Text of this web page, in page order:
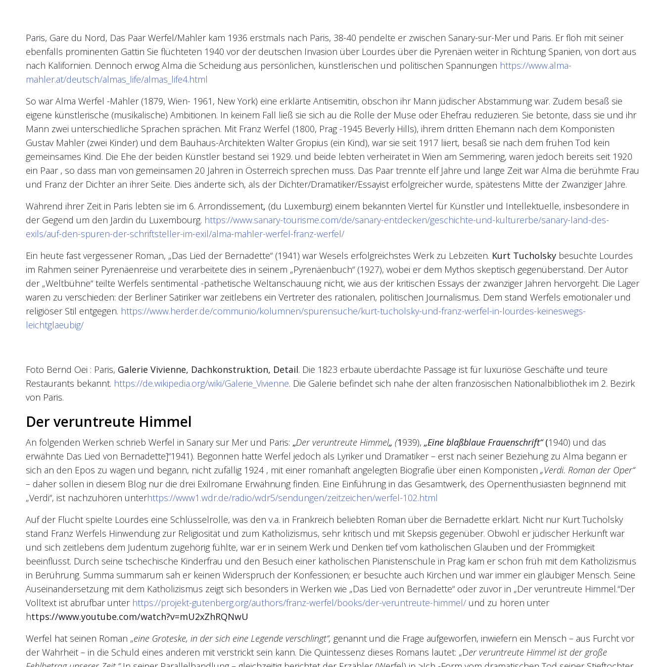
Paris, Gare du Nord, Das Paar Werfel/Mahler kam 1936 erstmals nach Paris, 38-40 pendelte er zwischen Sanary-sur-Mer und Paris. Er floh mit seiner
ebenfalls prominenten Gattin Sie flüchteten 1940 vor der deutschen Invasion über Lourdes über die Pyrenäen weiter in Richtung Spanien, von dort aus
nach Kalifornien. Dennoch erwog Alma die Scheidung aus persönlichen, künstlerischen und politischen Spannungen https://www.alma-
mahler.at/deutsch/almas_life/almas_life4.html
So war Alma Werfel -Mahler (1879, Wien- 1961, New York) eine erklärte Antisemitin, obschon ihr Mann jüdischer Abstammung war. Zudem besaß sie
eigene künstlerische (musikalische) Ambitionen. In keinem Fall ließ sie sich au die Rolle der Muse oder Ehefrau reduzieren. Sie betonte, dass sie und ihr
Mann zwei unterschiedliche Sprachen sprächen. Mit Franz Werfel (1800, Prag -1945 Beverly Hills), ihrem dritten Ehemann nach dem Komponisten
Gustav Mahler (zwei Kinder) und dem Bauhaus-Architekten Walter Gropius (ein Kind), war sie seit 1917 liiert, besaß sie nach dem frühen Tod kein
gemeinsames Kind. Die Ehe der beiden Künstler bestand sei 1929. und beide lebten verheiratet in Wien am Semmering, waren jedoch bereits seit 1920
ein Paar , so dass man von gemeinsamen 20 Jahren in Österreich sprechen muss. Das Paar trennte elf Jahre und lange Zeit war Alma die berühmte Frau
und Franz der Dichter an ihrer Seite. Dies änderte sich, als der Dichter/Dramatiker/Essayist erfolgreicher wurde, spätestens Mitte der Zwanziger Jahre.
Während ihrer Zeit in Paris lebten sie im 6. Arrondissement, (du Luxemburg) einem bekannten Viertel für Künstler und Intellektuelle, insbesondere in
der Gegend um den Jardin du Luxembourg. https://www.sanary-tourisme.com/de/sanary-entdecken/geschichte-und-kulturerbe/sanary-land-des-
exils/auf-den-spuren-der-schriftsteller-im-exil/alma-mahler-werfel-franz-werfel/
Ein heute fast vergessener Roman, „Das Lied der Bernadette“ (1941) war Wesels erfolgreichstes Werk zu Lebzeiten. Kurt Tucholsky besuchte Lourdes
im Rahmen seiner Pyrenäenreise und verarbeitete dies in seinem „Pyrenäenbuch“ (1927), wobei er dem Mythos skeptisch gegenüberstand. Der Autor
der „Weltbühne“ teilte Werfels sentimental -pathetische Weltanschauung nicht, wie aus der kritischen Essays der zwanziger Jahren hervorgeht. Die Lager
waren zu verschieden: der Berliner Satiriker war zeitlebens ein Vertreter des rationalen, politischen Journalismus. Dem stand Werfels emotionaler und
religiöser Stil entgegen. https://www.herder.de/communio/kolumnen/spurensuche/kurt-tucholsky-und-franz-werfel-in-lourdes-keineswegs-
leichtglaeubig/
Foto Bernd Oei : Paris, Galerie Vivienne, Dachkonstruktion, Detail. Die 1823 erbaute überdachte Passage ist für luxuriöse Geschäfte und teure
Restaurants bekannt. https://de.wikipedia.org/wiki/Galerie_Vivienne. Die Galerie befindet sich nahe der alten französischen Nationalbibliothek im 2. Bezirk
von Paris.
Der veruntreute Himmel
An folgenden Werken schrieb Werfel in Sanary sur Mer und Paris: „Der veruntreute Himmel„ (1939), „Eine blaßblaue Frauenschrift“(1940) und das
erwähnte Das Lied von Bernadette]“1941). Begonnen hatte Werfel jedoch als Lyriker und Dramatiker – erst nach seiner Beziehung zu Alma begann er
sich an den Epos zu wagen und begann, nicht zufällig 1924 , mit einer romanhaft angelegten Biografie über einen Komponisten „Verdi. Roman der Oper“
– daher sollen in diesem Blog nur die drei Exilromane Erwähnung finden. Eine Einführung in das Gesamtwerk, des Opernenthusiasten beginnend mit
„Verdi“, ist nachzuhören unterhttps://www1.wdr.de/radio/wdr5/sendungen/zeitzeichen/werfel-102.html
Auf der Flucht spielte Lourdes eine Schlüsselrolle, was den v.a. in Frankreich beliebten Roman über die Bernadette erklärt. Nicht nur Kurt Tucholsky
stand Franz Werfels Hinwendung zur Religiosität und zum Katholizismus, sehr kritisch und mit Skepsis gegenüber. Obwohl er jüdischer Herkunft war
und sich zeitlebens dem Judentum zugehörig fühlte, war er in seinem Werk und Denken tief vom katholischen Glauben und der Frömmigkeit
beeinflusst. Durch seine tschechische Kinderfrau und den Besuch einer katholischen Pianistenschule in Prag kam er schon früh mit dem Katholizismus
in Berührung. Summa summarum sah er keinen Widerspruch der Konfessionen; er besuchte auch Kirchen und war immer ein gläubiger Mensch. Seine
Auseinandersetzung mit dem Katholizismus zeigt sich besonders in Werken wie „Das Lied von Bernadette“ oder zuvor in „Der veruntreute Himmel.“Der
Volltext ist abrufbar unter https://projekt-gutenberg.org/authors/franz-werfel/books/der-veruntreute-himmel/ und zu hören unter
https://www.youtube.com/watch?v=mU2xZhRQNwU
Werfel hat seinen Roman „eine Groteske, in der sich eine Legende verschlingt“, genannt und die Frage aufgeworfen, inwiefern ein Mensch – aus Furcht vor
der Wahrheit – in die Schuld eines anderen mit verstrickt sein kann. Die Quintessenz dieses Romans lautet: „Der veruntreute Himmel ist der große